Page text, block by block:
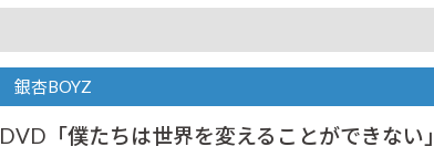
銀杏BOYZ
DVD「僕たちは世界を変えることができない」